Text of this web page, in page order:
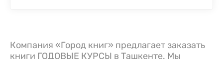
Компания «Город книг» предлагает заказать
книги ГОДОВЫЕ КУРСЫ в Ташкенте. Мы